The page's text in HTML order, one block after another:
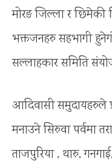
मोरङ जिल्ला र छिमेकी
भक्तजनहरु सहभागी
सल्लाहकार समिति
आदिवासी समुदायहरुले
मनाउने सिरुवा पर्वमा
ताजपुरिया , थारु,